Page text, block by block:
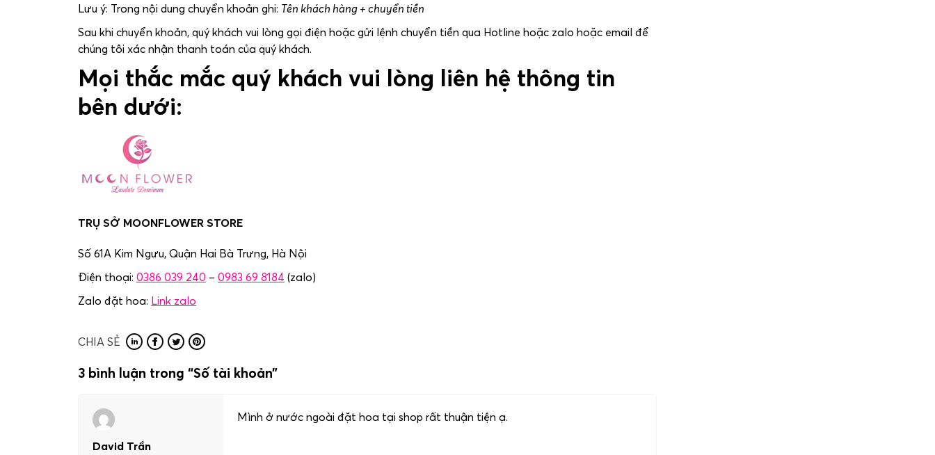
Lưu ý: Trong nội dung chuyển khoản ghi: Tên khách hàng + chuyển tiền
Sau khi chuyển khoản, quý khách vui lòng gọi điện hoặc gửi lệnh chuyển tiền qua Hotline hoặc zalo hoặc email để
chúng tôi xác nhận thanh toán của quý khách.
Mọi thắc mắc quý khách vui lòng liên hệ thông tin
bên dưới:
TRỤ SỞ MOONFLOWER STORE
Số 61A Kim Ngưu, Quận Hai Bà Trưng, Hà Nội
Điện thoại: 0386 039 240 – 0983 69 8184 (zalo)
Zalo đặt hoa: Link zalo
CHIA SẺ
3 bình luận trong “Số tài khoản”
David Trần
Mình ở nước ngoài đặt hoa tại shop rất thuận tiện ạ.